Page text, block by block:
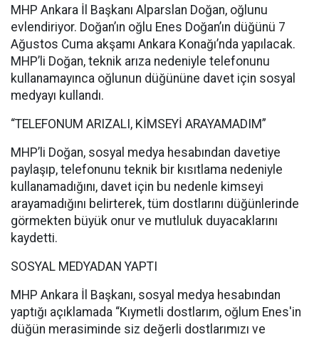
MHP Ankara İl Başkanı Alparslan Doğan, oğlunu
evlendiriyor. Doğan’ın oğlu Enes Doğan’ın düğünü 7
Ağustos Cuma akşamı Ankara Konağı’nda yapılacak.
MHP’li Doğan, teknik arıza nedeniyle telefonunu
kullanamayınca oğlunun düğününe davet için sosyal
medyayı kullandı.
“TELEFONUM ARIZALI, KİMSEYİ ARAYAMADIM”
MHP’li Doğan, sosyal medya hesabından davetiye
paylaşıp, telefonunu teknik bir kısıtlama nedeniyle
kullanamadığını, davet için bu nedenle kimseyi
arayamadığını belirterek, tüm dostlarını düğünlerinde
görmekten büyük onur ve mutluluk duyacaklarını
kaydetti.
SOSYAL MEDYADAN YAPTI
MHP Ankara İl Başkanı, sosyal medya hesabından
yaptığı açıklamada “Kıymetli dostlarım, oğlum Enes'in
düğün merasiminde siz değerli dostlarımızı ve